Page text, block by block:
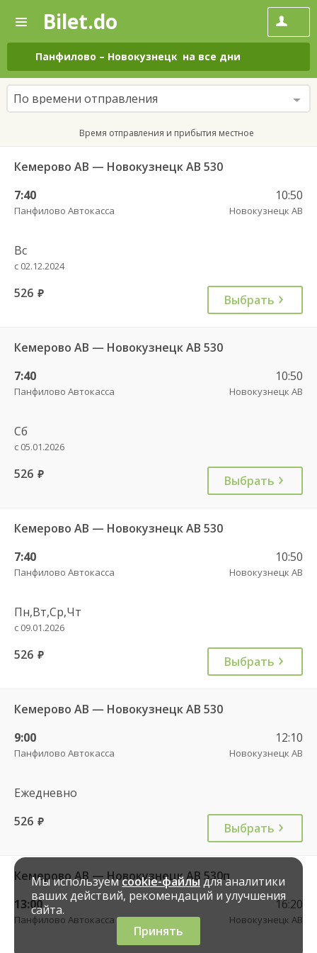
—
Поиск
и
покупка
билетов
на
автобус
онлайн
Bilet.do
Панфилово – Новокузнецк на все дни
По времени отправления
Время отправления и прибытия местное
Кемерово АВ — Новокузнецк АВ 530
7:40
Панфилово Автокасса
10:50
Новокузнецк АВ
Вс
с 02.12.2024
526 руб. Выбрать
Кемерово АВ — Новокузнецк АВ 530
7:40
Панфилово Автокасса
10:50
Новокузнецк АВ
Сб
с 05.01.2026
526 руб. Выбрать
Кемерово АВ — Новокузнецк АВ 530
7:40
Панфилово Автокасса
10:50
Новокузнецк АВ
Пн,Вт,Ср,Чт
с 09.01.2026
526 руб. Выбрать
Кемерово АВ — Новокузнецк АВ 530
9:00
Панфилово Автокасса
12:10
Новокузнецк АВ
Ежедневно
526 руб. Выбрать
Кемерово АВ — Новокузнецк АВ 530п
13:00
Панфилово Автокасса
16:20
Новокузнецк АВ
Мы используемcookie-файлыдля аналитики
ваших действий, рекомендаций и улучшения
сайта.
Принять